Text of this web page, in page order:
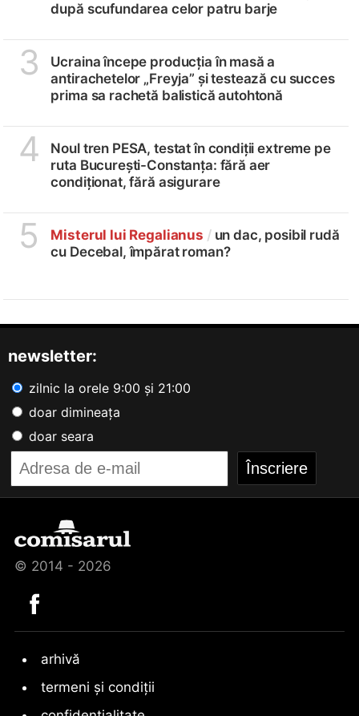
după scufundarea celor patru barje
3
Ucraina începe producția în masă a
antirachetelor „Freyja” și testează cu succes
prima sa rachetă balistică autohtonă
4
Noul tren PESA, testat în condiții extreme pe
ruta București-Constanța: fără aer
condiționat, fără asigurare
5 Misterul lui Regalianus /un dac, posibil rudă
cu Decebal, împărat roman?
newsletter:
zilnic la orele 9:00 și 21:00
doar dimineața
doar seara
© 2014 - 2026
arhivă
termeni și condiții